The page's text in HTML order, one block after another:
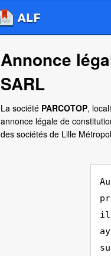
Annonce
SARL
La société PARCOTOP,
annonce légale de
des sociétés de Lille
il